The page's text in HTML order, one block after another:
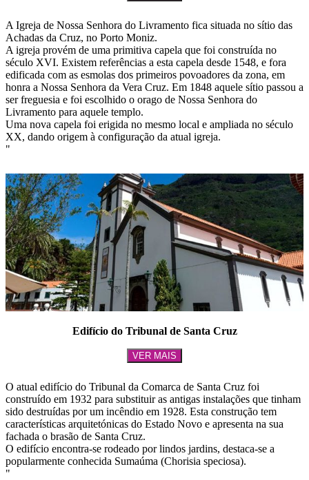
A Igreja de Nossa Senhora do Livramento fica situada no sítio das
Achadas da Cruz, no Porto Moniz.
A igreja provém de uma primitiva capela que foi construída no
século XVI. Existem referências a esta capela desde 1548, e fora
edificada com as esmolas dos primeiros povoadores da zona, em
honra a Nossa Senhora da Vera Cruz. Em 1848 aquele sítio passou a
ser freguesia e foi escolhido o orago de Nossa Senhora do
Livramento para aquele templo.
Uma nova capela foi erigida no mesmo local e ampliada no século
XX, dando origem à configuração da atual igreja.
"
Edifício do Tribunal de Santa Cruz
VER MAIS
O atual edifício do Tribunal da Comarca de Santa Cruz foi
construído em 1932 para substituir as antigas instalações que tinham
sido destruídas por um incêndio em 1928. Esta construção tem
características arquitetónicas do Estado Novo e apresenta na sua
fachada o brasão de Santa Cruz.
O edifício encontra-se rodeado por lindos jardins, destaca-se a
popularmente conhecida Sumaúma (Chorisia speciosa).
"